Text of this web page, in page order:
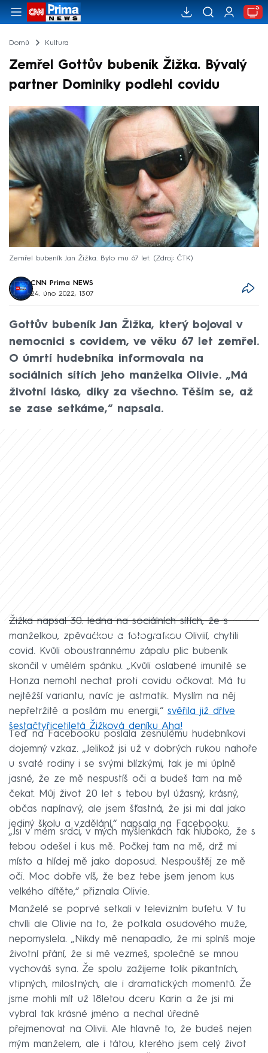
Domů Kultura
Zemřel Gottův bubeník Žižka. Bývalý
partner Dominiky podlehl covidu
Zemřel bubeník Jan Žižka. Bylo mu 67 let. Zdroj: ČTK
CNN Prima NEWS
24. úno 2022, 13:07
Gottův bubeník Jan Žižka, který bojoval v
nemocnici s covidem, ve věku 67 let zemřel.
O úmrtí hudebníka informovala na
sociálních sítích jeho manželka Olivie. „Má
životní lásko, díky za všechno. Těším se, až
se zase setkáme,“ napsala.
Failed to fetch
Žižka napsal 30. ledna na sociálních sítích, že s
manželkou, zpěvačkou a fotografkou Oliviií, chytili
covid. Kvůli oboustrannému zápalu plic bubeník
skončil v umělém spánku. „Kvůli oslabené imunitě se
Honza nemohl nechat proti covidu očkovat. Má tu
nejtěžší variantu, navíc je astmatik. Myslím na něj
nepřetržitě a posílám mu energii,“ svěřila již dříve
šestačtyřicetiletá Žižková deníku Aha!
Teď na Facebooku poslala zesnulému hudebníkovi
dojemný vzkaz. „Jelikož jsi už v dobrých rukou nahoře
u svaté rodiny i se svými blízkými, tak je mi úplně
jasné, že ze mě nespustíš oči a budeš tam na mě
čekat. Můj život 20 let s tebou byl úžasný, krásný,
občas napínavý, ale jsem šťastná, že jsi mi dal jako
jediný školu a vzdělání,“ napsala na Facebooku.
„Jsi v mém srdci, v mých myšlenkách tak hluboko, že s
tebou odešel i kus mě. Počkej tam na mě, drž mi
místo a hlídej mě jako doposud. Nespouštěj ze mě
oči. Moc dobře víš, že bez tebe jsem jenom kus
velkého dítěte,“ přiznala Olivie.
Manželé se poprvé setkali v televizním bufetu. V tu
chvíli ale Olivie na to, že potkala osudového muže,
nepomyslela. „Nikdy mě nenapadlo, že mi splníš moje
životní přání, že si mě vezmeš, společně se mnou
vychováš syna. Že spolu zažijeme tolik pikantních,
vtipných, milostných, ale i dramatických momentů. Že
jsme mohli mít už 18letou dceru Karin a že jsi mi
vybral tak krásné jméno a nechal úředně
přejmenovat na Olivii. Ale hlavně to, že budeš nejen
mým manželem, ale i tátou, kterého jsem celý život